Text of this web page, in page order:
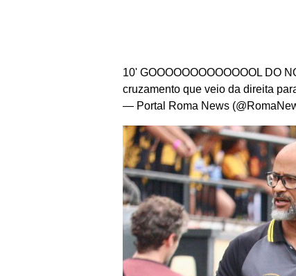
10' GOOOOOOOOOOOOOL DO
cruzamento que veio da direita
— Portal Roma News